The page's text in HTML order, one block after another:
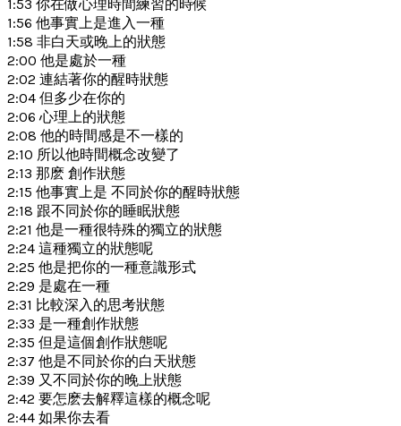
1:53 你在做心理時間練習的時候
1:56 他事實上是進入一種
1:58 非白天或晚上的狀態
2:00 他是處於一種
2:02 連結著你的醒時狀態
2:04 但多少在你的
2:06 心理上的狀態
2:08 他的時間感是不一樣的
2:10 所以他時間概念改變了
2:13 那麽 創作狀態
2:15 他事實上是 不同於你的醒時狀態
2:18 跟不同於你的睡眠狀態
2:21 他是一種很特殊的獨立的狀態
2:24 這種獨立的狀態呢
2:25 他是把你的一種意識形式
2:29 是處在一種
2:31 比較深入的思考狀態
2:33 是一種創作狀態
2:35 但是這個創作狀態呢
2:37 他是不同於你的白天狀態
2:39 又不同於你的晚上狀態
2:42 要怎麽去解釋這樣的概念呢
2:44 如果你去看